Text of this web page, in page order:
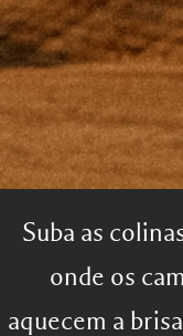
Suba as
onde os
aquecem a